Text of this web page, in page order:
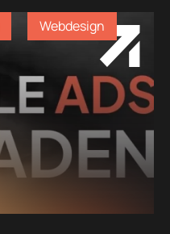
Webdesign